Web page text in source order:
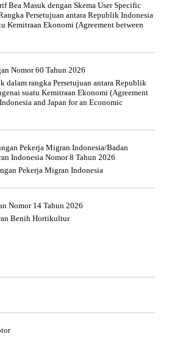
Bea Masuk dengan Skema User Specific
Persetujuan antara Republik Indonesia
Kemitraan Ekonomi (Agreement between
Nomor 60 Tahun 2026
dalam rangka Persetujuan antara Republik
suatu Kemitraan Ekonomi (Agreement
and Japan for an Economic
Pekerja Migran Indonesia/Badan
Indonesia Nomor 8 Tahun 2026
Pekerja Migran Indonesia
Nomor 14 Tahun 2026
Benih Hortikultur